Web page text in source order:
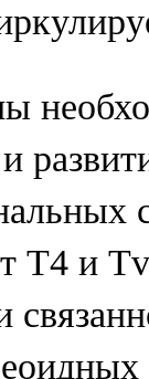
Т4 и